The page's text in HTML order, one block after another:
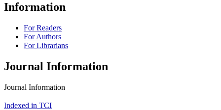
Information
For Readers
For Authors
For Librarians
Journal Information
Journal Information
Indexed in TCI